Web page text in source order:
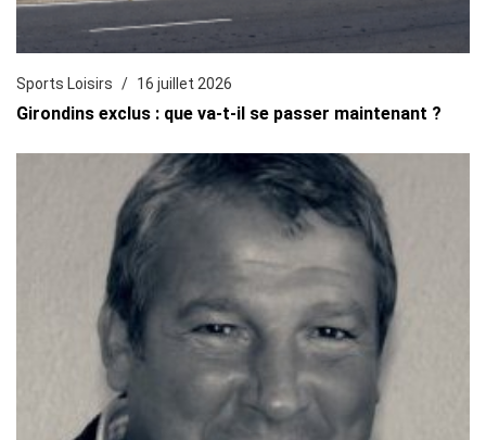
Sports Loisirs 16 juillet 2026
Girondins exclus : que va-t-il se passer maintenant ?